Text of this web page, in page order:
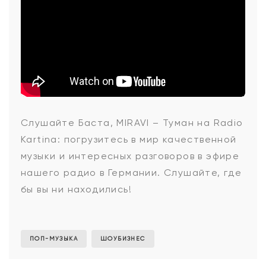
Баста,
MIRAVI
-
Туман
Слушайте Баста, MIRAVI – Туман на Radio
Kartina: погрузитесь в мир качественной
музыки и интересных разговоров в эфире
нашего радио в Германии. Слушайте, где
бы вы ни находились!
ПОП-МУЗЫКА ШОУБИЗНЕС